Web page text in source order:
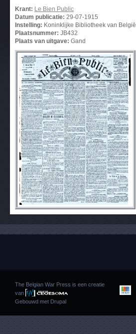
Krant: Le Bien Public
Datum publicatie: 29-07-1915
Instelling: Koninklijke Bibliotheek van België
Plaatsnummer: JB432
Plaats van uitgave: Gand
The Belgian War Press is een creatie
van
Gebouwd met Drupal